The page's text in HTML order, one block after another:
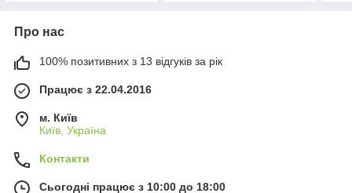
Про нас
100% позитивних з 13 відгуків за рік
Працює з 22.04.2016
м. Київ
Київ, Україна
Контакти
Сьогодні працює з 10:00 до 18:00